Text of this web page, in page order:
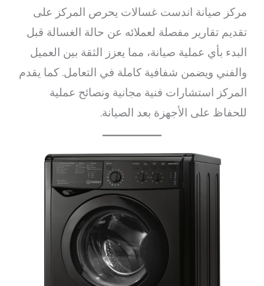
مركز صيانة اندست غسالات يحرص المركز على
تقديم تقارير مفصلة لعملائه عن حالة الغسالة قبل
البدء بأي عملية صيانة، مما يعزز الثقة بين العميل
والفني ويضمن شفافية كاملة في التعامل. كما يقدم
المركز استشارات فنية مجانية ونصائح عملية
للحفاظ على الأجهزة بعد الصيانة.